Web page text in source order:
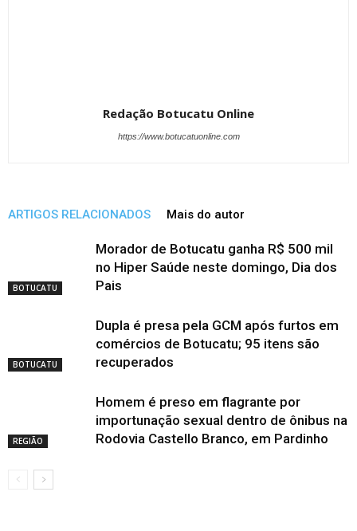
Redação Botucatu Online
https://www.botucatuonline.com
ARTIGOS RELACIONADOS Mais do autor
BOTUCATU
Morador de Botucatu ganha R$ 500 mil
no Hiper Saúde neste domingo, Dia dos
Pais
BOTUCATU
Dupla é presa pela GCM após furtos em
comércios de Botucatu; 95 itens são
recuperados
REGIÃO
Homem é preso em flagrante por
importunação sexual dentro de ônibus na
Rodovia Castello Branco, em Pardinho